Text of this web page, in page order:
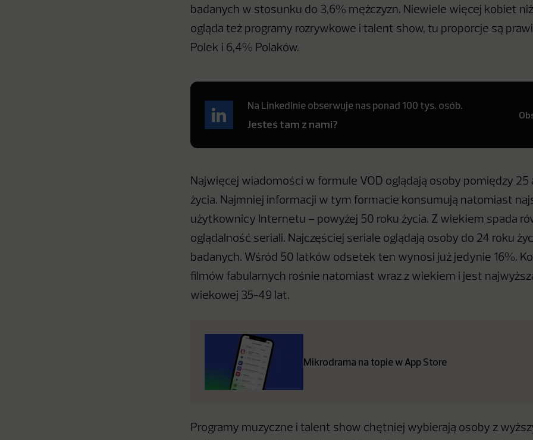
badanych w stosunku do 3,6% mężczyzn. Niewiele więcej kobiet
ogląda też programy rozrywkowe i talent show, tu proporcje są
Polek i 6,4% Polaków.
Na LinkedInie obserwuje nas ponad 100 tys. osób.
Jesteś tam z nami?
Najwięcej wiadomości w formule VOD oglądają osoby pomiędzy 25
życia. Najmniej informacji w tym formacie konsumują natomiast
użytkownicy Internetu – powyżej 50 roku życia. Z wiekiem spada
oglądalność seriali. Najczęściej seriale oglądają osoby do 24 roku
badanych. Wśród 50 latków odsetek ten wynosi już jedynie 16%.
filmów fabularnych rośnie natomiast wraz z wiekiem i jest
wiekowej 35-49 lat.
Mikrodrama na topie w App Store
Programy muzyczne i talent show chętniej wybierają osoby z